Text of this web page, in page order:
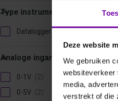
Deze website
We gebruiken
websiteverkeer
media,
verstrekt of die
Type instrument
Type instrument
Datalogger
Analoge ingang
Analoge ingang
0-1V
0-5V